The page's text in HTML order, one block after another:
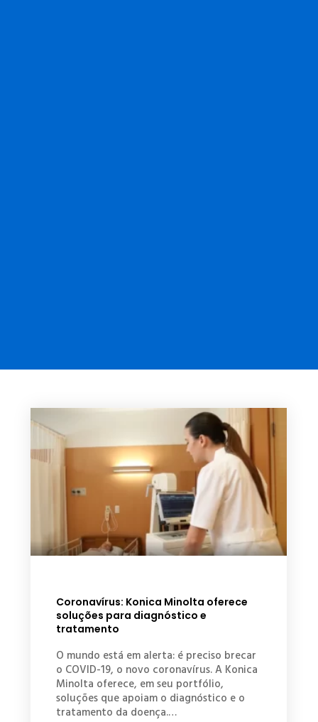
Coronavírus: Konica Minolta oferece
soluções para diagnóstico e
tratamento
O mundo está em alerta: é preciso brecar
o COVID-19, o novo coronavírus. A Konica
Minolta oferece, em seu portfólio,
soluções que apoiam o diagnóstico e o
tratamento da doença.…